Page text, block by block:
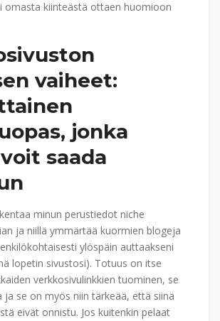
omasta kiinteästä ottaen huomioon
vaiheet:
jonka
saada
minun perustiedot niche
ja niillä ymmärtää kuormien blogeja
ylöspäin auttaakseni
lopetin sivustosi). Totuus on itse
verkkosivulinkkien tuominen, se
ja se on myös niin tärkeää, että siinä
eivät onnistu. Jos kuitenkin pelaat